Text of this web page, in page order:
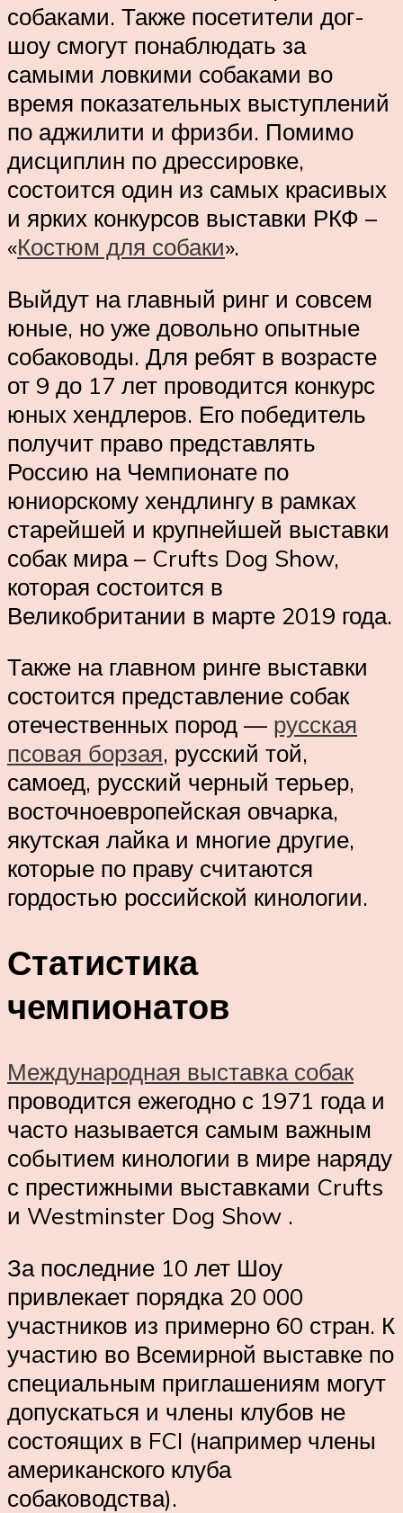
собаками. Также посетители дог-
шоу смогут понаблюдать за
самыми ловкими собаками во
время показательных выступлений
по аджилити и фризби. Помимо
дисциплин по дрессировке,
состоится один из самых красивых
и ярких конкурсов выставки РКФ –
«Костюм для собаки».
Выйдут на главный ринг и совсем
юные, но уже довольно опытные
собаководы. Для ребят в возрасте
от 9 до 17 лет проводится конкурс
юных хендлеров. Его победитель
получит право представлять
Россию на Чемпионате по
юниорскому хендлингу в рамках
старейшей и крупнейшей выставки
собак мира – Crufts Dog Show,
которая состоится в
Великобритании в марте 2019 года.
Также на главном ринге выставки
состоится представление собак
отечественных пород — русская
псовая борзая, русский той,
самоед, русский черный терьер,
восточноевропейская овчарка,
якутская лайка и многие другие,
которые по праву считаются
гордостью российской кинологии.
Статистика
чемпионатов
Международная выставка собак
проводится ежегодно с 1971 года и
часто называется самым важным
событием кинологии в мире наряду
с престижными выставками Crufts
и Westminster Dog Show .
За последние 10 лет Шоу
привлекает порядка 20 000
участников из примерно 60 стран. К
участию во Всемирной выставке по
специальным приглашениям могут
допускаться и члены клубов не
состоящих в FCI (например члены
американского клуба
собаководства).